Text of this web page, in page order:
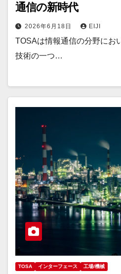
通信の新時代
2026年6月18日 EIJI
TOSAは情報通信の分野にお
技術の一つ…
TOSA インターフェース 工場/機械